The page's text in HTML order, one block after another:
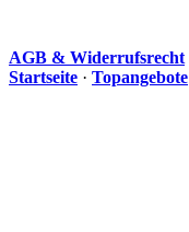
AGB & Widerrufsrecht
Startseite · Topangebote